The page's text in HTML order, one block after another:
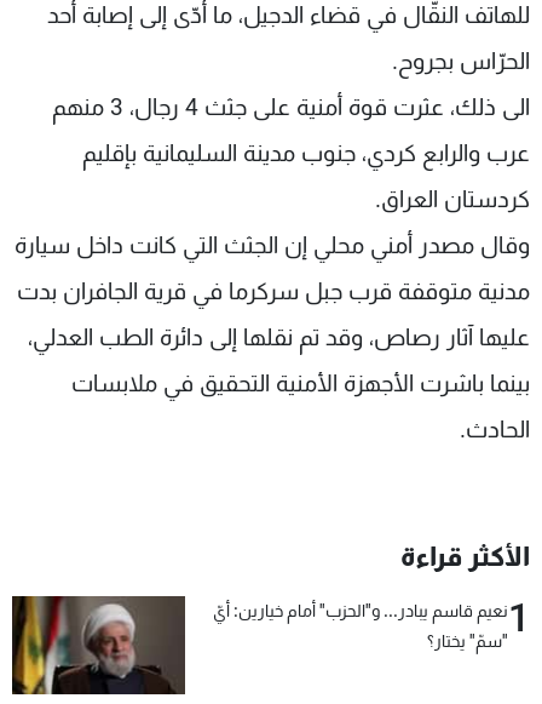
للهاتف النقّال في قضاء الدجيل، ما أدّى إلى إصابة أحد
الحرّاس بجروح.
الى ذلك، عثرت قوة أمنية على جثث 4 رجال، 3 منهم
عرب والرابع كردي، جنوب مدينة السليمانية بإقليم
كردستان العراق.
وقال مصدر أمني محلي إن الجثث التي كانت داخل سيارة
مدنية متوقفة قرب جبل سركرما في قرية الجافران بدت
عليها آثار رصاص، وقد تم نقلها إلى دائرة الطب العدلي،
بينما باشرت الأجهزة الأمنية التحقيق في ملابسات
الحادث.
الأكثر قراءة
1نعيم قاسم يبادر... و"الحزب" أمام خيارين: أيّ
"سمّ" يختار؟